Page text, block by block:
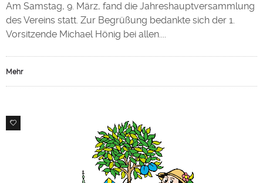
Am Samstag, 9. März, fand die Jahreshauptversammlung
des Vereins statt. Zur Begrüßung bedankte sich der 1.
Vorsitzende Michael Hönig bei allen....
Mehr
0